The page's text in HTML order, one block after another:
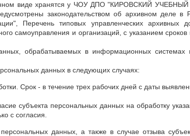
виде хранятся у ЧОУ ДПО "КИРОВСКИЙ УЧЕБНЫЙ
законодательством об архивном
Перечень типовых управленческих архивных
самоуправления и организаций, с указанием
обрабатываемых в информационных системах
данных в следующих случаях:
Срок - в течение трех рабочих дней с даты
субъекта персональных данных на обработку
с согласия.
данных, а также в случае отзыва